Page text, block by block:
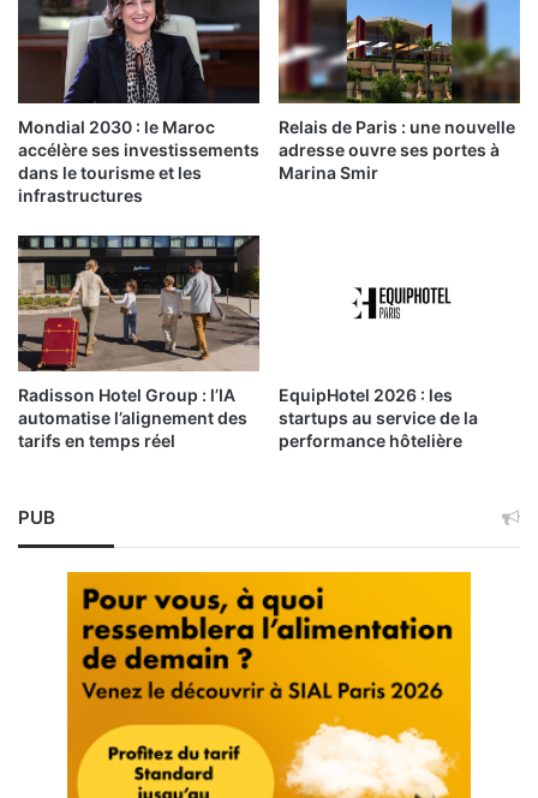
Mondial 2030 : le Maroc
accélère ses investissements
dans le tourisme et les
infrastructures
Relais de Paris : une nouvelle
adresse ouvre ses portes à
Marina Smir
Radisson Hotel Group : l’IA
automatise l’alignement des
tarifs en temps réel
EquipHotel 2026 : les
startups au service de la
performance hôtelière
PUB